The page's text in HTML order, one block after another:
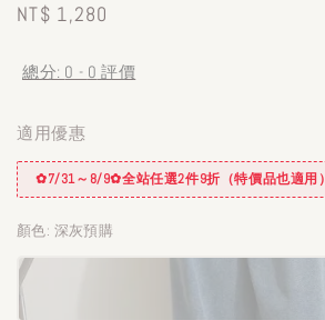
Regular
NT$ 1,280
總分: 0 - 0 評價
適用優惠
✿7/31～8/9✿全站任選2件9折（特價品也適用）
顏色: 深灰預購